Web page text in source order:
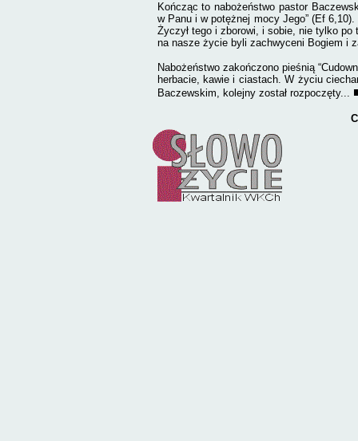
Kończąc to nabożeństwo pastor
w Panu i w potężnej mocy Jego” (Ef
Życzył tego i zborowi, i sobie, nie tylko
na nasze życie byli zachwyceni Bogiem i
Nabożeństwo zakończono pieśnią
herbacie, kawie i ciastach. W życiu
Baczewskim, kolejny został rozpoczęty...